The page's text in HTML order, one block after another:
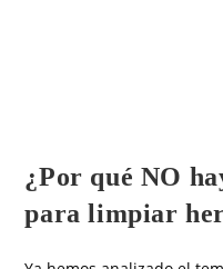
¿Por qué NO
para limpiar